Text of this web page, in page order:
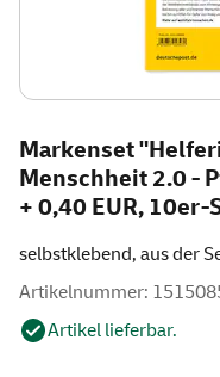
Markenset
Menschheit 2.0 -
+ 0,40 EUR, 10er-
selbstklebend, aus der
Artikelnummer:
Artikel lieferbar.